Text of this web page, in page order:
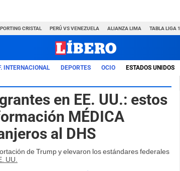
CRISTAL PERÚ VS VENEZUELA ALIANZA LIMA TABLA LIGA 1
INTERNACIONAL DEPORTES OCIO ESTADOS UNIDOS
en EE. UU.: estos
MÉDICA
al DHS
de Trump y elevaron los estándares federales
UU.